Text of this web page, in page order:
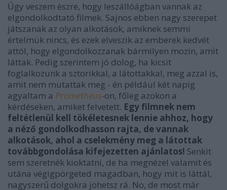
Úgy veszem észre, hogy leszállóágban vannak az
elgondolkodtató filmek. Sajnos ebben nagy szerepet
játszanak az olyan alkotások, amiknek semmi
értelmük nincs, és ezek elveszik az emberek kedvét
attól, hogy elgondolkozzanak bármilyen mozin, amit
láttak. Pedig szerintem jó dolog, ha kicsit
foglalkozunk a sztorikkal, a látottakkal, meg azzal is,
amit nem mutattak meg - én például két napig
agyaltam a Prometheus-on, főleg azokon a
kérdéseken, amiket felvetett. Egy filmnek nem
feltétlenül kell tökéletesnek lennie ahhoz, hogy
a néző gondolkodhasson rajta, de vannak
alkotások, ahol a cselekmény meg a látottak
továbbgondolása kifejezetten ajánlatos! Senkit
sem szeretnék kioktatni, de ha megnézel valamit és
utána végigpörgeted magadban, hogy mit is láttál,
nagyszerű dolgokra jöhetsz rá. No, de most már